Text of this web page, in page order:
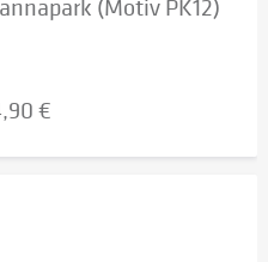
(Motiv PK12)
€